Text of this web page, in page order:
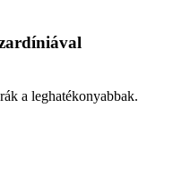
a leghatékonyabbak.